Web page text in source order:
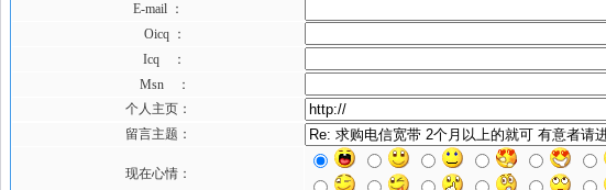
E-mail ：
Oicq ：
Icq ：
Msn ：
个人主页：
留言主题：
现在心情：